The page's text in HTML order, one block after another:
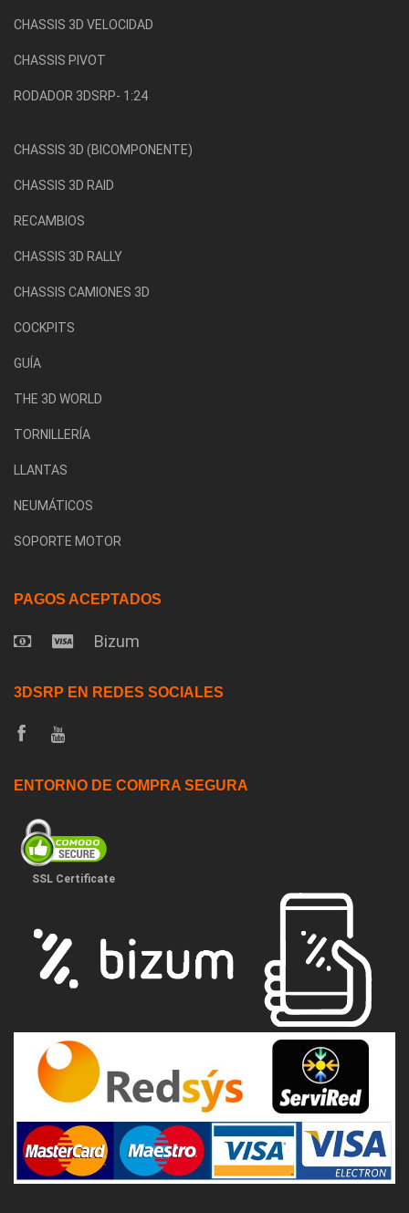
CHASSIS 3D VELOCIDAD
CHASSIS PIVOT
RODADOR 3DSRP- 1:24
CHASSIS 3D (BICOMPONENTE)
CHASSIS 3D RAID
RECAMBIOS
CHASSIS 3D RALLY
CHASSIS CAMIONES 3D
COCKPITS
GUÍA
THE 3D WORLD
TORNILLERÍA
LLANTAS
NEUMÁTICOS
SOPORTE MOTOR
PAGOS ACEPTADOS
Bizum
3DSRP EN REDES SOCIALES
ENTORNO DE COMPRA SEGURA
SSL Certificate